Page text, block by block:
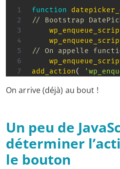
function
// Bootstrap
// On appelle
add_action(
On arrive (déjà) au bout !
Un peu de
déterminer
le bouton